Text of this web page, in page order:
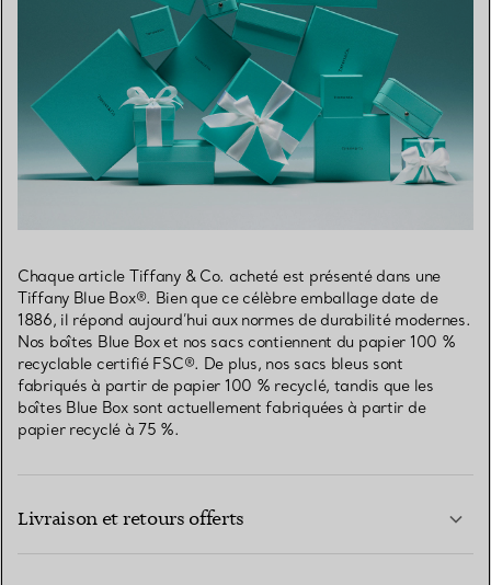
Chaque article Tiffany & Co. acheté est présenté dans une
Tiffany Blue Box®. Bien que ce célèbre emballage date de
1886, il répond aujourd’hui aux normes de durabilité modernes.
Nos boîtes Blue Box et nos sacs contiennent du papier 100 %
recyclable certifié FSC®. De plus, nos sacs bleus sont
fabriqués à partir de papier 100 % recyclé, tandis que les
boîtes Blue Box sont actuellement fabriquées à partir de
papier recyclé à 75 %.
Livraison et retours offerts